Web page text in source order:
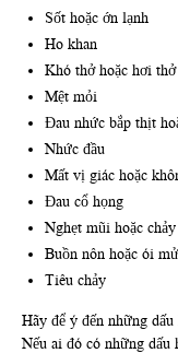
Sốt hoặc ớn lạnh
Ho khan
Khó thở hoặc hơi
Mệt mỏi
Đau nhức bắp thịt
Nhức đầu
Mất vị giác hoặc
Đau cổ họng
Nghẹt mũi hoặc
Buồn nôn hoặc ói
Tiêu chảy
Hãy để ý đến những
Nếu ai đó có những dấu